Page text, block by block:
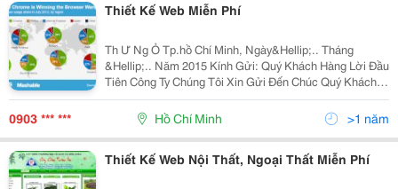
Thiết Kế Web Miễn Phí
Th Ư Ng Ỏ Tp.hồ Chí Minh, Ngày&Hellip;.. Tháng
&Hellip;.. Năm 2015 Kính Gửi: Quý Khách Hàng Lời Đầu
Tiên Công Ty Chúng Tôi Xin Gửi Đến Chúc Quý Khách
Lời Chúc Tốt Đẹp Nhất. Nhân Dip Kỷ Niệm 5 Năm
Thành Lập Công Ty Chúng Tôi Có Mặt Trên Thị T
0903 *** *** Hồ Chí Minh >1 năm
Thiết Kế Web Nội Thất, Ngoại Thất Miễn Phí